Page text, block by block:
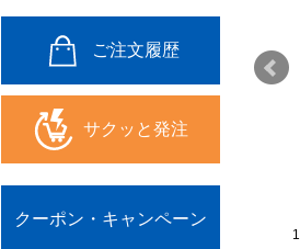
ご注文履歴
サクッと発注
クーポン・キャンペーン